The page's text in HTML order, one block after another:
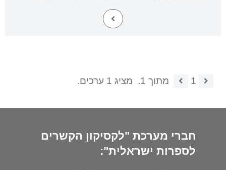
1 מתוך 1. מציג 1 ערכים.
חברי מערכת "לקסיקון הקשרים
לספרות ישראלית":